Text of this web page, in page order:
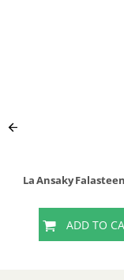
La Ansaky
ADD TO